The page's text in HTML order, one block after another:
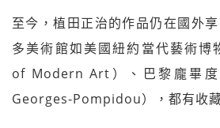
至今，植田正治的作品仍在國外
多美術館如美國紐約當代藝術博
of Modern Art）、巴黎龐畢
Georges-Pompidou），都有收